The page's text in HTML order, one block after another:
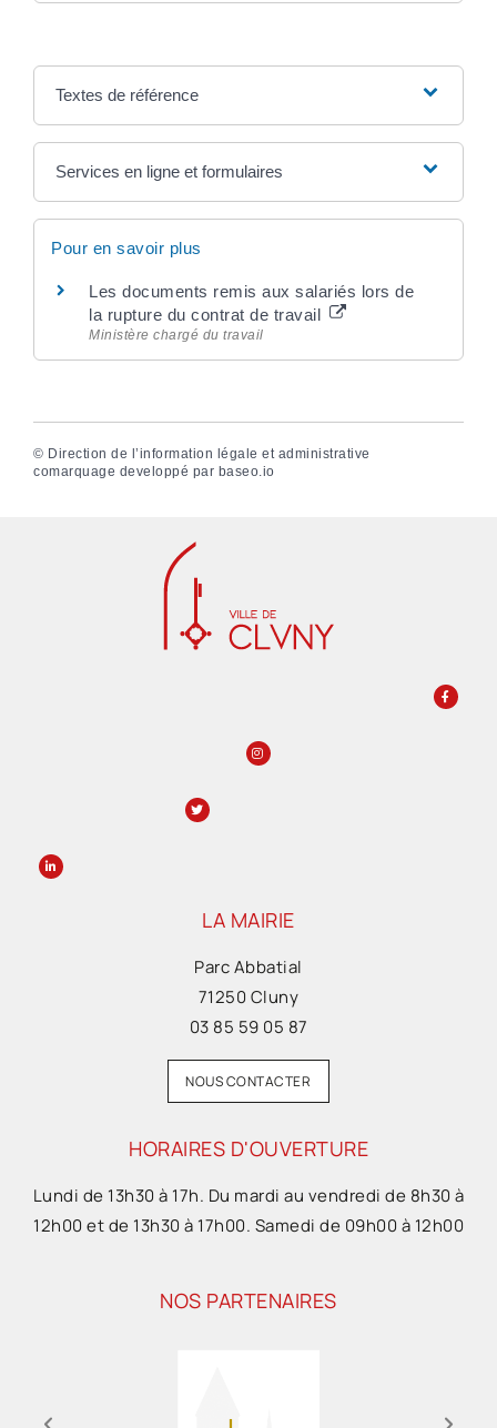
Textes de référence
Services en ligne et formulaires
Pour en savoir plus
Les documents remis aux salariés lors de
la rupture du contrat de travail
Ministère chargé du travail
© Direction de l’information légale et administrative
comarquage developpé par baseo.io
LA MAIRIE
Parc Abbatial
71250 Cluny
03 85 59 05 87
NOUS CONTACTER
HORAIRES D'OUVERTURE
Lundi de 13h30 à 17h. Du mardi au vendredi de 8h30 à
12h00 et de 13h30 à 17h00. Samedi de 09h00 à 12h00
NOS PARTENAIRES